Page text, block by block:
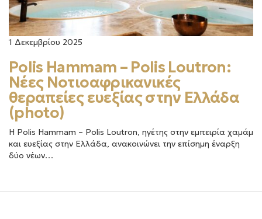
1 Δεκεμβρίου 2025
Polis Hammam – Polis Loutron:
Νέες Νοτιοαφρικανικές
θεραπείες ευεξίας στην Ελλάδα
(photo)
Η Polis Hammam – Polis Loutron, ηγέτης στην εμπειρία χαμάμ
και ευεξίας στην Ελλάδα, ανακοινώνει την επίσημη έναρξη
δύο νέων…